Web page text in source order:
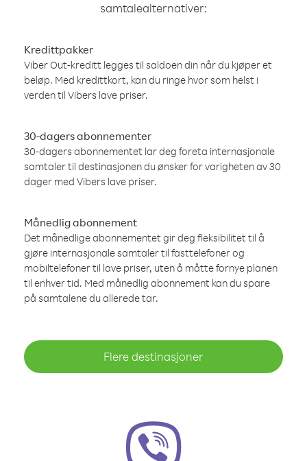
samtalealternativer:
Kredittpakker
Viber Out-kreditt legges til saldoen din når du kjøper et
beløp. Med kredittkort, kan du ringe hvor som helst i
verden til Vibers lave priser.
30-dagers abonnementer
30-dagers abonnementet lar deg foreta internasjonale
samtaler til destinasjonen du ønsker for varigheten av 30
dager med Vibers lave priser.
Månedlig abonnement
Det månedlige abonnementet gir deg fleksibilitet til å
gjøre internasjonale samtaler til fasttelefoner og
mobiltelefoner til lave priser, uten å måtte fornye planen
til enhver tid. Med månedlig abonnement kan du spare
på samtalene du allerede tar.
Flere destinasjoner